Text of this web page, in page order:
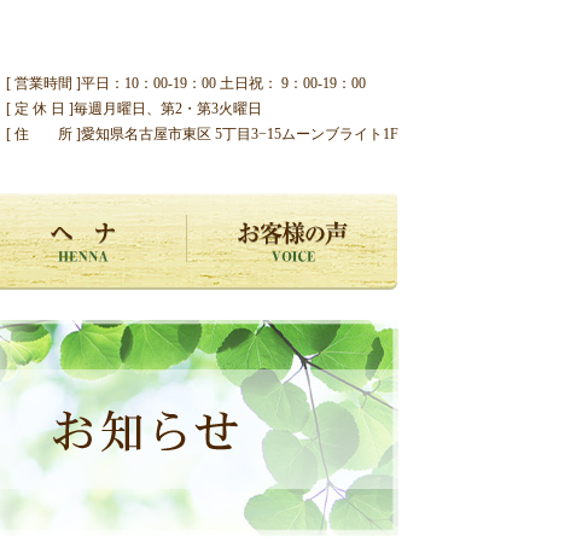
[ 営業時間 ]平日：10：00-19：00 土日祝： 9：00-19：00
[ 定 休 日 ]毎週月曜日、第2・第3火曜日
[ 住 所 ]愛知県名古屋市東区 5丁目3−15ムーンブライト1F